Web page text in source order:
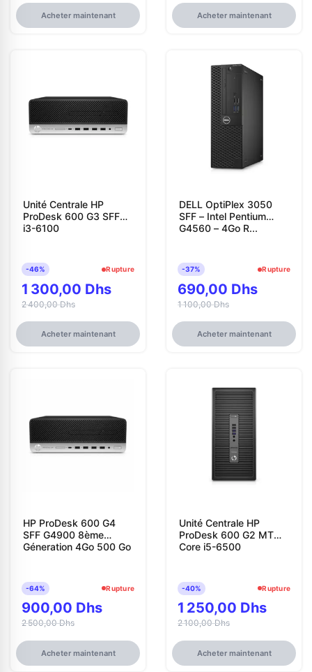
Acheter maintenant Acheter maintenant
Unité Centrale HP
ProDesk 600 G3 SFF
i3-6100
-46% Rupture
1 300,00 Dhs
2 400,00 Dhs
Acheter maintenant
DELL OptiPlex 3050
SFF – Intel Pentium
G4560 – 4Go R...
-37% Rupture
690,00 Dhs
1 100,00 Dhs
Acheter maintenant
HP ProDesk 600 G4
SFF G4900 8ème
Géneration 4Go 500 Go
-64% Rupture
900,00 Dhs
2 500,00 Dhs
Acheter maintenant
Unité Centrale HP
ProDesk 600 G2 MT
Core i5-6500
-40% Rupture
1 250,00 Dhs
2 100,00 Dhs
Acheter maintenant